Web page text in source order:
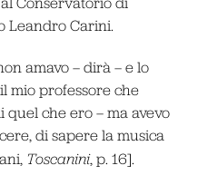
Leandro Carini.
amavo – dirà – e lo
mio professore che
che ero – ma avevo
di sapere la musica
Toscanini, p. 16].